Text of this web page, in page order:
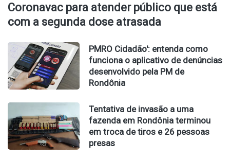
Coronavac para atender público que está
com a segunda dose atrasada
PMRO Cidadão': entenda como
funciona o aplicativo de denúncias
desenvolvido pela PM de
Rondônia
Tentativa de invasão a uma
fazenda em Rondônia terminou
em troca de tiros e 26 pessoas
presas